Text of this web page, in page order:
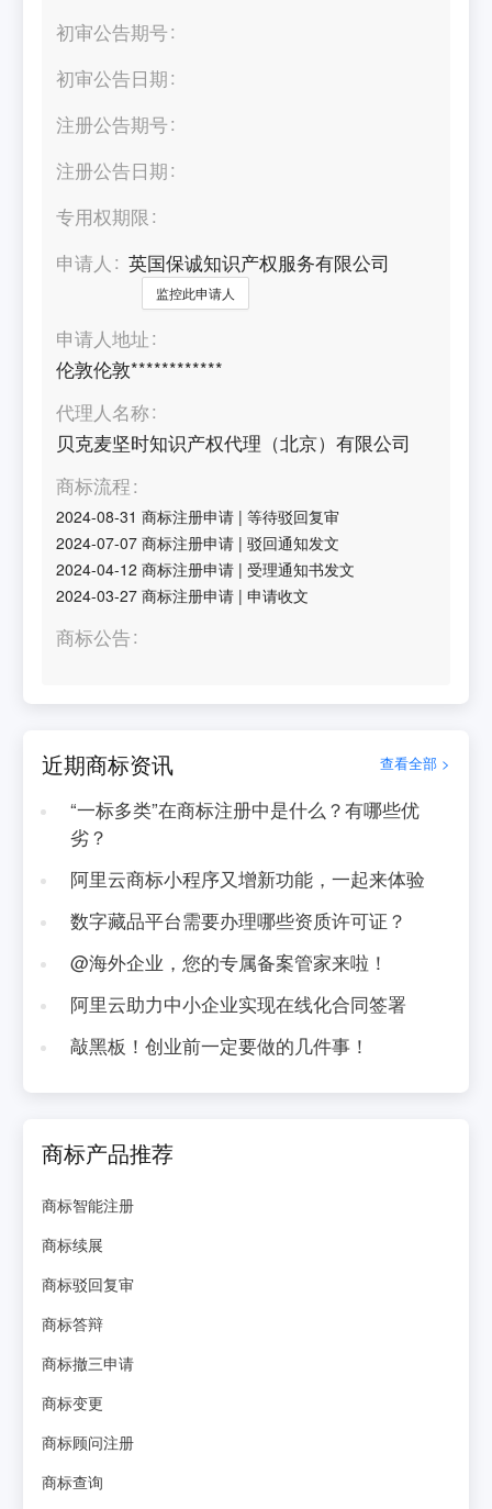
初审公告期号
初审公告日期
注册公告期号
注册公告日期
专用权期限
申请人
英国保诚知识产权服务有限公司
监控此申请人
申请人地址
伦敦伦敦************
代理人名称
贝克麦坚时知识产权代理（北京）有限公司
商标流程
2024-08-31 商标注册申请 |等待驳回复审
2024-07-07 商标注册申请 |驳回通知发文
2024-04-12 商标注册申请 |受理通知书发文
2024-03-27 商标注册申请 |申请收文
商标公告
近期商标资讯 查看全部 >
“一标多类”在商标注册中是什么？有哪些优
劣？
阿里云商标小程序又增新功能，一起来体验
数字藏品平台需要办理哪些资质许可证？
@海外企业，您的专属备案管家来啦！
阿里云助力中小企业实现在线化合同签署
敲黑板！创业前一定要做的几件事！
商标产品推荐
商标智能注册
商标续展
商标驳回复审
商标答辩
商标撤三申请
商标变更
商标顾问注册
商标查询